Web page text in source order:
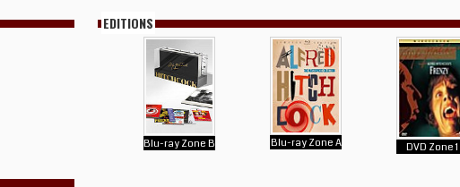
EDITIONS
Blu-ray Zone B Blu-ray Zone A DVD Zone 1